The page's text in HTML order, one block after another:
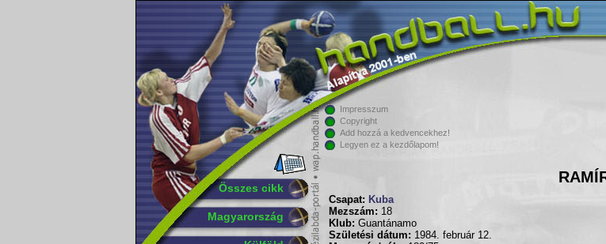
Összes cikk
Magyarország
Impresszum
Copyright
Add hozzá a kedvencekhez!
Legyen ez a kezdőlapom!
Csapat: Kuba
Mezszám: 18
Klub: Guantánamo
Születési dátum: 1984. február 12.